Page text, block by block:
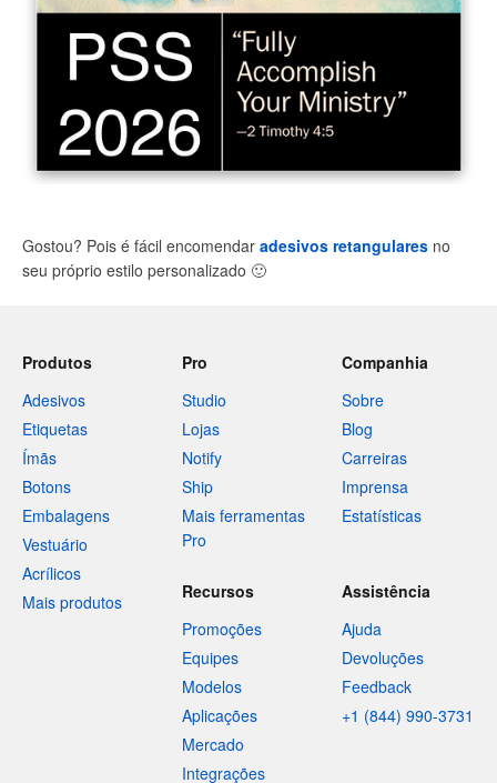
Gostou? Pois é fácil encomendar adesivos retangulares no
seu próprio estilo personalizado 🙂
Produtos
Adesivos
Etiquetas
Ímãs
Botons
Embalagens
Vestuário
Acrílicos
Mais produtos
Pro
Studio
Lojas
Notify
Ship
Mais ferramentas
Pro
Companhia
Sobre
Blog
Carreiras
Imprensa
Estatísticas
Recursos
Promoções
Equipes
Modelos
Aplicações
Mercado
Integrações
Assistência
Ajuda
Devoluções
Feedback
+1 (844) 990-3731